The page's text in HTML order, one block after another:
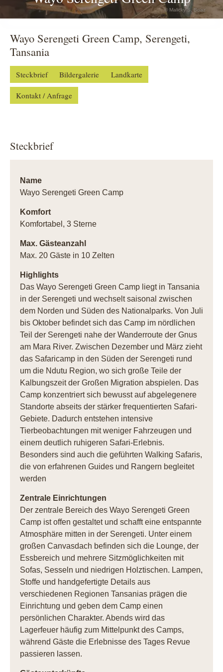
© Malicky S. Boaz
Wayo Serengeti Green Camp, Serengeti,
Tansania
Steckbrief Bildergalerie Landkarte
Kontakt / Anfrage
Steckbrief
Name
Wayo Serengeti Green Camp
Komfort
Komfortabel, 3 Sterne
Max. Gästeanzahl
Max. 20 Gäste in 10 Zelten
Highlights
Das Wayo Serengeti Green Camp liegt in Tansania
in der Serengeti und wechselt saisonal zwischen
dem Norden und Süden des Nationalparks. Von Juli
bis Oktober befindet sich das Camp im nördlichen
Teil der Serengeti nahe der Wanderroute der Gnus
am Mara River. Zwischen Dezember und März zieht
das Safaricamp in den Süden der Serengeti rund
um die Ndutu Region, wo sich große Teile der
Kalbungszeit der Großen Migration abspielen. Das
Camp konzentriert sich bewusst auf abgelegenere
Standorte abseits der stärker frequentierten Safari-
Gebiete. Dadurch entstehen intensive
Tierbeobachtungen mit weniger Fahrzeugen und
einem deutlich ruhigeren Safari-Erlebnis.
Besonders sind auch die geführten Walking Safaris,
die von erfahrenen Guides und Rangern begleitet
werden
Zentrale Einrichtungen
Der zentrale Bereich des Wayo Serengeti Green
Camp ist offen gestaltet und schafft eine entspannte
Atmosphäre mitten in der Serengeti. Unter einem
großen Canvasdach befinden sich die Lounge, der
Essbereich und mehrere Sitzmöglichkeiten mit
Sofas, Sesseln und niedrigen Holztischen. Lampen,
Stoffe und handgefertigte Details aus
verschiedenen Regionen Tansanias prägen die
Einrichtung und geben dem Camp einen
persönlichen Charakter. Abends wird das
Lagerfeuer häufig zum Mittelpunkt des Camps,
während Gäste die Erlebnisse des Tages Revue
passieren lassen.